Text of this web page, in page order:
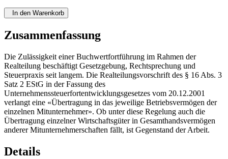
In den Warenkorb
Zusammenfassung
Die Zulässigkeit einer Buchwertfortführung im Rahmen der
Realteilung beschäftigt Gesetzgebung, Rechtsprechung und
Steuerpraxis seit langem. Die Realteilungsvorschrift des § 16 Abs. 3
Satz 2 EStG in der Fassung des
Unternehmenssteuerfortentwicklungsgesetzes vom 20.12.2001
verlangt eine «Übertragung in das jeweilige Betriebsvermögen der
einzelnen Mitunternehmer». Ob unter diese Regelung auch die
Übertragung einzelner Wirtschaftsgüter in Gesamthandsvermögen
anderer Mitunternehmerschaften fällt, ist Gegenstand der Arbeit.
Details